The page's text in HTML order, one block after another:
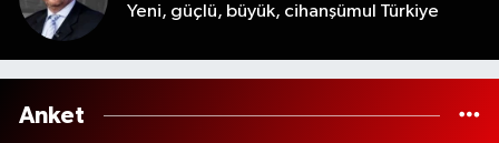
Yeni, güçlü, büyük, cihanşümul Türkiye
Anket